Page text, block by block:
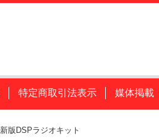
特定商取引法表示 媒体掲載
新版DSPラジオキット